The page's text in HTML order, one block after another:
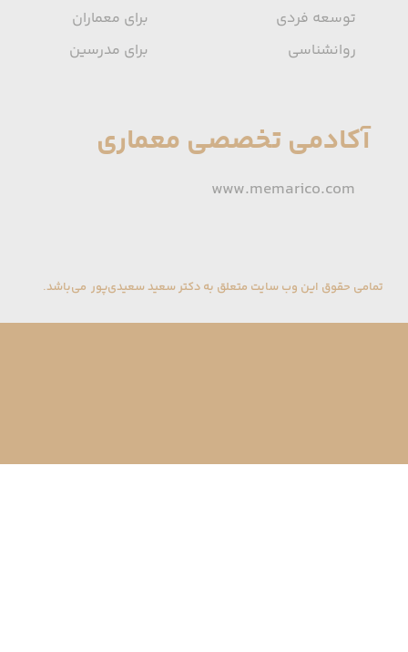
توسعه فردی
روانشناسی
آکادمی تخصصی معماری
www.memarico.com
تمامی حقوق این وب سایت متعلق به دکتر سعید سعیدی‌پور می‌باشد.
برای معماران
برای مدرسین